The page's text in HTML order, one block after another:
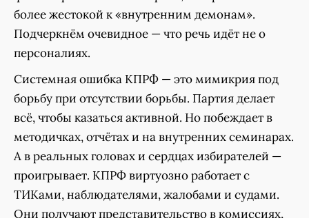
более жестокой к «внутренним демонам».
Подчеркнём очевидное — что речь идёт не о
персоналиях.
Системная ошибка КПРФ — это мимикрия под
борьбу при отсутствии борьбы. Партия делает
всё, чтобы казаться активной. Но побеждает в
методичках, отчётах и на внутренних семинарах.
А в реальных головах и сердцах избирателей —
проигрывает. КПРФ виртуозно работает с
ТИКами, наблюдателями, жалобами и судами.
Они получают представительство в комиссиях,